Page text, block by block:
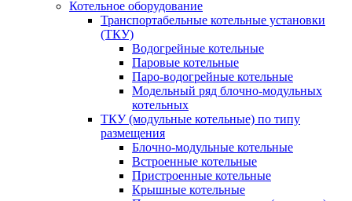
Котельное оборудование
Транспортабельные котельные установки
(ТКУ)
Водогрейные котельные
Паровые котельные
Паро-водогрейные котельные
Модельный ряд блочно-модульных
котельных
ТКУ (модульные котельные) по типу
размещения
Блочно-модульные котельные
Встроенные котельные
Пристроенные котельные
Крышные котельные